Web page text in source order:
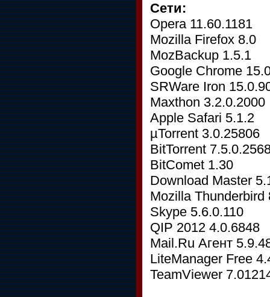
Сети:
Opera 11.60.1181
Mozilla Firefox 8.0
MozBackup 1.5.1
Google Chrome
SRWare Iron
Maxthon 3.2.0.2000
Apple Safari 5.1.2
µTorrent 3.0.25806
BitTorrent
BitComet 1.30
Download Master
Mozilla Thunderbird
Skype 5.6.0.110
QIP 2012 4.0.6848
Mail.Ru Агент
LiteManager Free
TeamViewer